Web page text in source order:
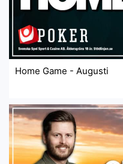
Home Game - Augusti